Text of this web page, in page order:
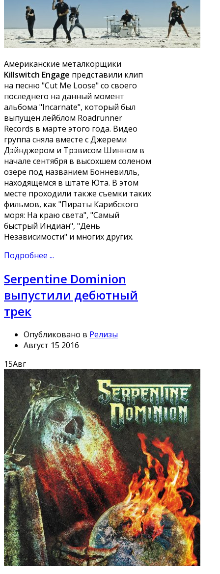
Американские металкорщики
Killswitch Engage представили клип
на песню "Cut Me Loose" со своего
последнего на данный момент
альбома "Incarnate", который был
выпущен лейблом Roadrunner
Records в марте этого года. Видео
группа сняла вместе с Джереми
Дэйнджером и Трэвисом Шинном в
начале сентября в высохшем соленом
озере под названием Бонневилль,
находящемся в штате Юта. В этом
месте проходили также съемки таких
фильмов, как "Пираты Карибского
моря: На краю света", "Самый
быстрый Индиан", "День
Независимости" и многих других.
Подробнее ...
Serpentine Dominion
выпустили дебютный
трек
Опубликовано в Релизы
Август 15 2016
15Авг